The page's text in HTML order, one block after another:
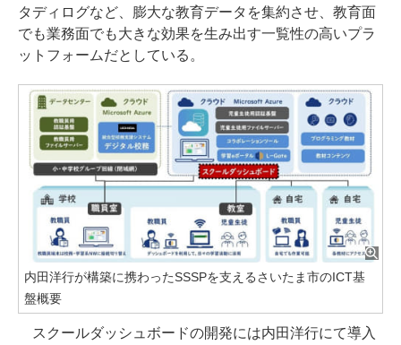
タディログなど、膨大な教育データを集約させ、教育面
でも業務面でも大きな効果を生み出す一覧性の高いプラ
ットフォームだとしている。
内田洋行が構築に携わったSSSPを支えるさいたま市のICT基
盤概要
スクールダッシュボードの開発には内田洋行にて導入